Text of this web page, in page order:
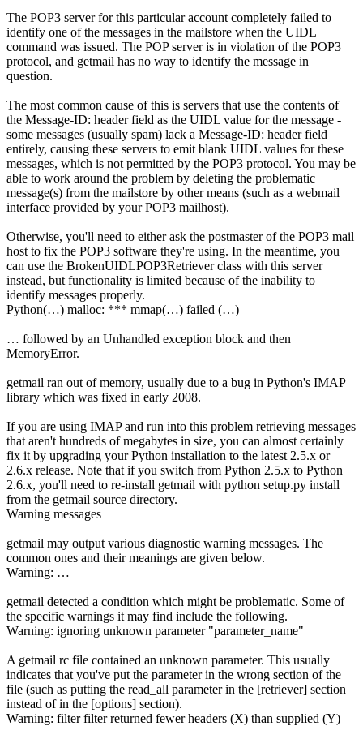
The POP3 server for this particular account completely failed to
identify one of the messages in the mailstore when the UIDL
command was issued. The POP server is in violation of the POP3
protocol, and getmail has no way to identify the message in
question.
The most common cause of this is servers that use the contents of
the Message-ID: header field as the UIDL value for the message -
some messages (usually spam) lack a Message-ID: header field
entirely, causing these servers to emit blank UIDL values for these
messages, which is not permitted by the POP3 protocol. You may be
able to work around the problem by deleting the problematic
message(s) from the mailstore by other means (such as a webmail
interface provided by your POP3 mailhost).
Otherwise, you'll need to either ask the postmaster of the POP3 mail
host to fix the POP3 software they're using. In the meantime, you
can use the BrokenUIDLPOP3Retriever class with this server
instead, but functionality is limited because of the inability to
identify messages properly.
Python(…) malloc: *** mmap(…) failed (…)
… followed by an Unhandled exception block and then
MemoryError.
getmail ran out of memory, usually due to a bug in Python's IMAP
library which was fixed in early 2008.
If you are using IMAP and run into this problem retrieving messages
that aren't hundreds of megabytes in size, you can almost certainly
fix it by upgrading your Python installation to the latest 2.5.x or
2.6.x release. Note that if you switch from Python 2.5.x to Python
2.6.x, you'll need to re-install getmail with python setup.py install
from the getmail source directory.
Warning messages
getmail may output various diagnostic warning messages. The
common ones and their meanings are given below.
Warning: …
getmail detected a condition which might be problematic. Some of
the specific warnings it may find include the following.
Warning: ignoring unknown parameter "parameter_name"
A getmail rc file contained an unknown parameter. This usually
indicates that you've put the parameter in the wrong section of the
file (such as putting the read_all parameter in the [retriever] section
instead of in the [options] section).
Warning: filter filter returned fewer headers (X) than supplied (Y)